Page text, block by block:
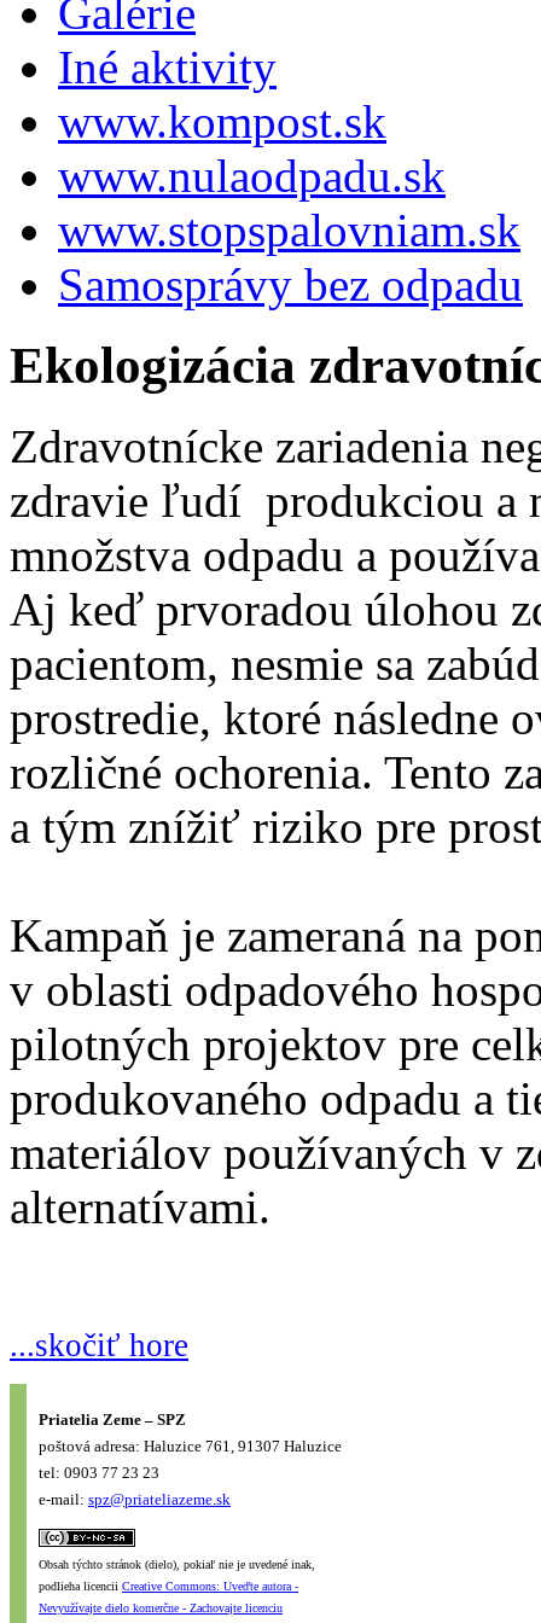
Galérie
Iné aktivity
www.kompost.sk
www.nulaodpadu.sk
www.stopspalovniam.sk
Samosprávy bez odpadu
Ekologizácia
Zdravotnícke zariadenia
zdravie ľudí produkciou a
množstva odpadu a
Aj keď prvoradou úlohou
pacientom, nesmie sa
prostredie, ktoré následne
rozličné ochorenia. Tento
a tým znížiť riziko pre
Kampaň je zameraná na
v oblasti odpadového
pilotných projektov pre
produkovaného odpadu a
materiálov používaných v
alternatívami.
...skočiť hore
Priatelia Zeme – SPZ
poštová adresa: Haluzice 761, 91307 Haluzice
tel: 0903 77 23 23
e-mail: spz@priateliazeme.sk
Obsah týchto stránok (dielo), pokiaľ nie je uvedené inak,
podlieha licencii Creative Commons: Uveďte autora -
Nevyužívajte dielo komerčne - Zachovajte licenciu